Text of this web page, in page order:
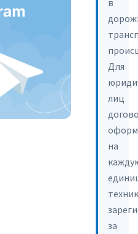
в
Для
лиц
на
за